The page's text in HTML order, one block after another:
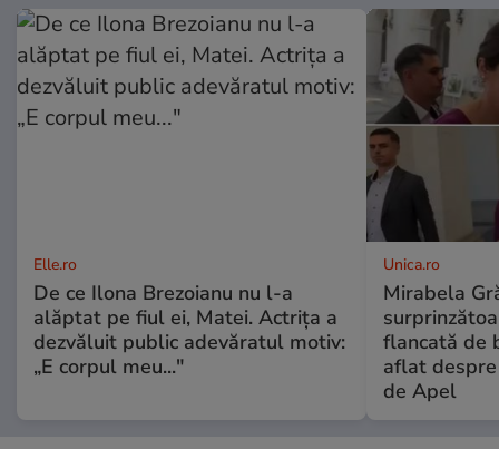
Elle.ro
De ce Ilona Brezoianu nu l-a
alăptat pe fiul ei, Matei. Actrița a
dezvăluit public adevăratul motiv:
„E corpul meu..."
Unica.ro
Mirabela
flancată de
aflat
de Apel